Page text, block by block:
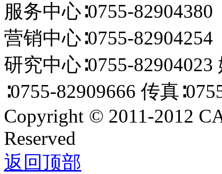
服务中心∶0755-
营销中心∶0755-
研究中心∶0755-
∶0755-82909666 传真
Copyright © 2011-2012
Reserved
返回顶部